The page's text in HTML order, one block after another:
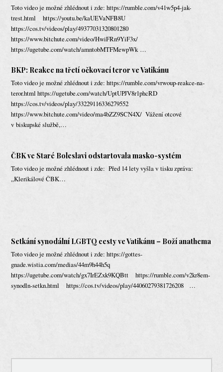
Toto video je možné zhlédnout i zde: https://rumble.com/v41w5p4-jak-
trest.html https://youtu.be/kaUEVaNFB8U
https://cos.tv/videos/play/49377031320801280
https://www.bitchute.com/video/HwiFRn9YiF3x/
https://ugetube.com/watch/amntobMTFMewpWk …
BKP: Reakce na třetí očkovací teror ve Vatikánu
Toto video je možné zhlédnout i zde: https://rumble.com/vrwoup-reakce-na-
teror.html https://ugetube.com/watch/UptUPJV8r1phcRD
https://cos.tv/videos/play/33229116336279552
https://www.bitchute.com/video/ma4bZZ9SCN4X/ Vážení otcové
v biskupské službě,…
ČBK ve Staré Boleslavi odstartovala masko-systém
Toto video je možné zhlédnout i zde: Před 14 lety vyšla v tisku zpráva:
„Klerikálové ČBK…
Setkání synodální LGBTQ cesty ve Vatikánu – Boží anathema
Toto video je možné zhlédnout i zde: https://gottes-
gnade.wistia.com/medias/44m9h44h5q
https://ugetube.com/watch/gx7IrEZxk9KQBtt https://rumble.com/v2kr8em-
synodln-setkn.html https://cos.tv/videos/play/44060279381726208 …